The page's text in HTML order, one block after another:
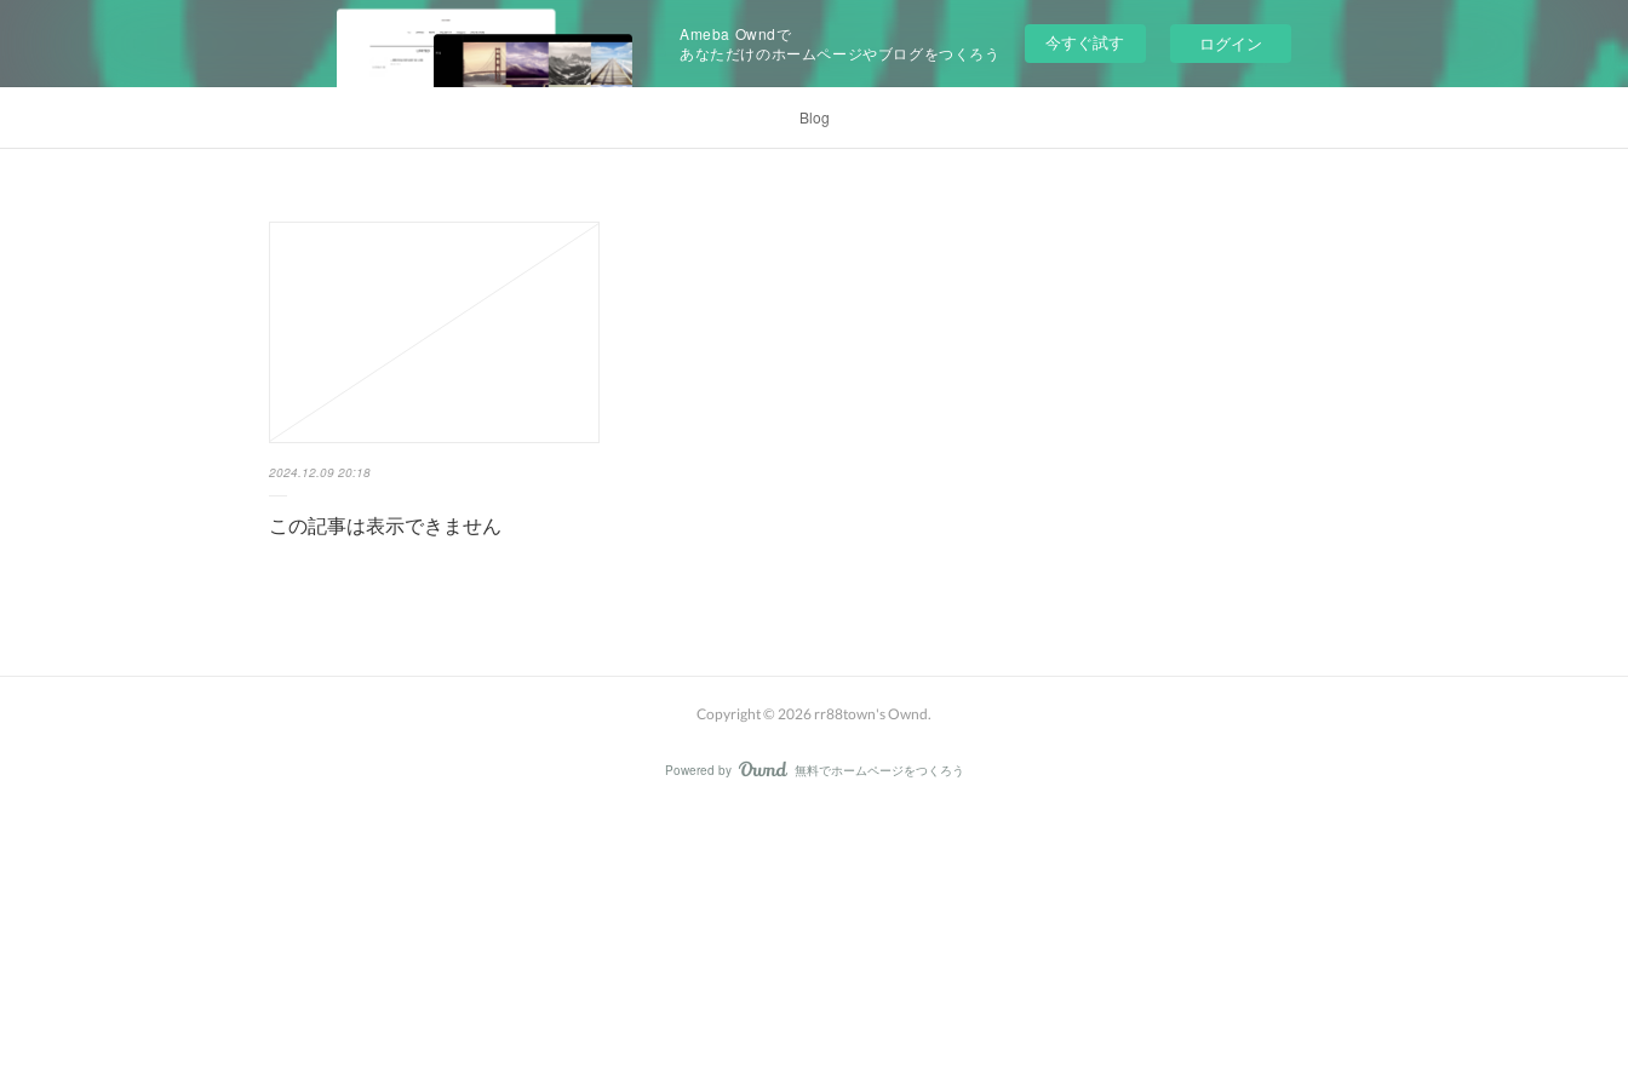
Ameba Owndで
あなただけのホームページやブログをつくろう
今すぐ試す ログイン
Blog
2024.12.09 20:18
この記事は表示できません
Copyright © 2026 rr88town's Ownd.
Powered by AmebaOwnd
無料でホームページをつくろう